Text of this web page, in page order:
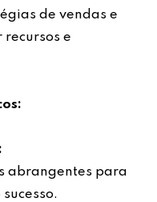
de vendas e
e
abrangentes para